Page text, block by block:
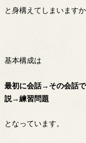
と身構えてしまいますか
基本構成は
最初に会話→その会話
説→練習問題
となっています。